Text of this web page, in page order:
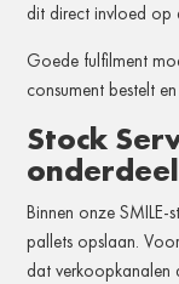
dit direct invloed op
Goede fulfilment
consument bestelt
Stock
Binnen onze
pallets opslaan.
dat verkoopkanalen